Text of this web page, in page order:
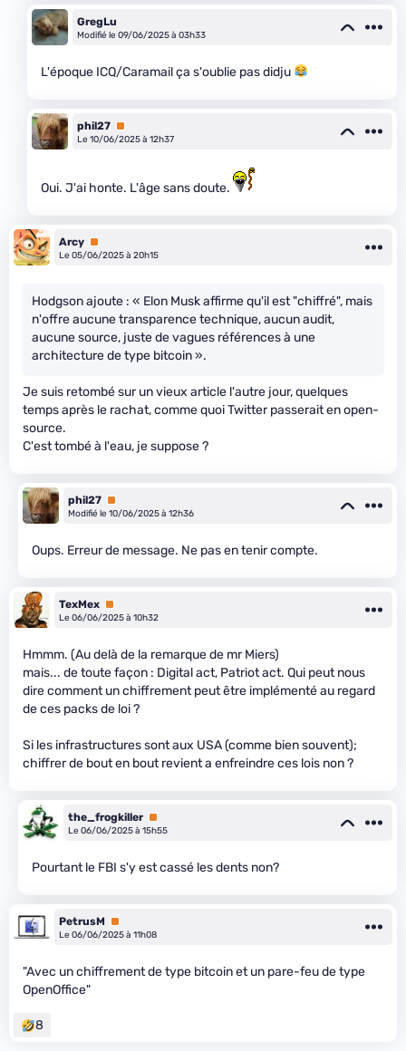
GregLu
Modifié le 09/06/2025 à 03h33
L'époque ICQ/Caramail ça s'oublie pas didju
phil27 Premium
Le 10/06/2025 à 12h37
Oui. J'ai honte. L'âge sans doute.
Arcy Premium
Le 05/06/2025 à 20h15
Hodgson ajoute : « Elon Musk affirme qu'il est "chiffré", mais
n'offre aucune transparence technique, aucun audit,
aucune source, juste de vagues références à une
architecture de type bitcoin ».
Je suis retombé sur un vieux article l'autre jour, quelques
temps après le rachat, comme quoi Twitter passerait en open-
source.
C'est tombé à l'eau, je suppose ?
phil27 Premium
Modifié le 10/06/2025 à 12h36
Oups. Erreur de message. Ne pas en tenir compte.
TexMex Premium
Le 06/06/2025 à 10h32
Hmmm. (Au delà de la remarque de mr Miers)
mais... de toute façon : Digital act, Patriot act. Qui peut nous
dire comment un chiffrement peut être implémenté au regard
de ces packs de loi ?
Si les infrastructures sont aux USA (comme bien souvent);
chiffrer de bout en bout revient a enfreindre ces lois non ?
the_frogkiller Premium
Le 06/06/2025 à 15h55
Pourtant le FBI s'y est cassé les dents non?
PetrusM
Premium
Le 06/06/2025 à 11h08
"Avec un chiffrement de type bitcoin et un pare-feu de type
OpenOffice"
8